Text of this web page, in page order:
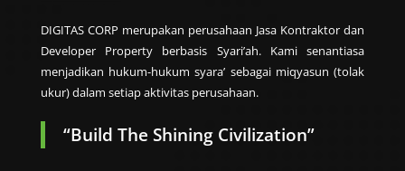
DIGITAS CORP merupakan perusahaan Jasa Kontraktor dan
Developer Property berbasis Syari’ah. Kami senantiasa
menjadikan hukum-hukum syara’ sebagai miqyasun (tolak
ukur) dalam setiap aktivitas perusahaan.
“Build The Shining Civilization”